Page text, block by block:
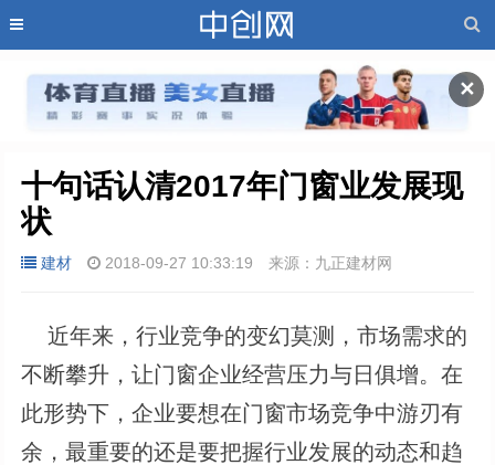
✕
十句话认清2017年门窗业发展现
状
建材 2018-09-27 10:33:19 来源：九正建材网
近年来，行业竞争的变幻莫测，市场需求的
不断攀升，让门窗企业经营压力与日俱增。在
此形势下，企业要想在门窗市场竞争中游刃有
余，最重要的还是要把握行业发展的动态和趋